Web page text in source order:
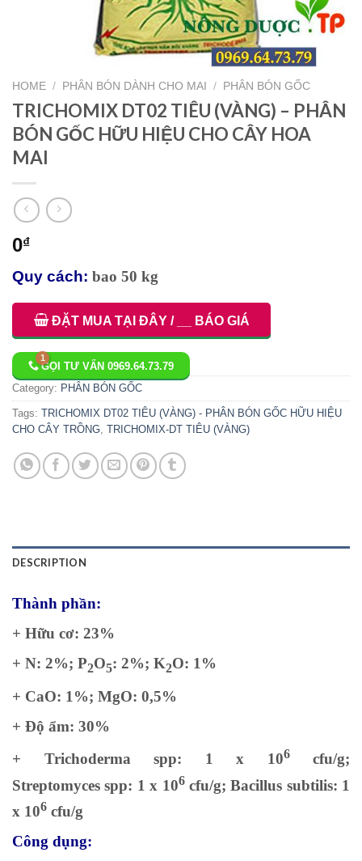
HOME / PHÂN BÓN DÀNH CHO MAI / PHÂN BÓN GỐC
TRICHOMIX DT02 TIÊU (VÀNG) – PHÂN
BÓN GỐC HỮU HIỆU CHO CÂY HOA
MAI
0₫
Quy cách: bao 50 kg
ĐẶT MUA TẠI ĐÂY / __ BÁO GIÁ
GỌI TƯ VẤN 0969.64.73.79
Category: PHÂN BÓN GỐC
Tags: TRICHOMIX DT02 TIÊU (VÀNG) - PHÂN BÓN GỐC HỮU HIỆU
CHO CÂY TRỒNG, TRICHOMIX-DT TIÊU (VÀNG)
DESCRIPTION
Thành phần:
+ Hữu cơ: 23%
+ N: 2%; P2O5: 2%; K2O: 1%
+ CaO: 1%; MgO: 0,5%
+ Độ ẩm: 30%
+ Trichoderma spp: 1 x 106cfu/g;
Streptomyces spp: 1 x 106cfu/g; Bacillus subtilis: 1
x 106 cfu/g
Công dụng: